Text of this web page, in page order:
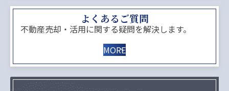
よくあるご質問
不動産売却・活用に関する疑問を解決します。
MORE